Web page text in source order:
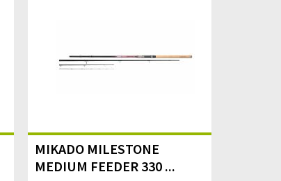
MIKADO MILESTONE
MEDIUM FEEDER 330 ...